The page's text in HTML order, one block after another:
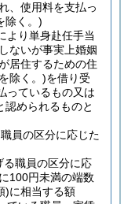
、使用料を支払っ
除く。)
より単身赴任手当
ないが事実上婚姻
居住するための住
除く。)を借り受
っているもの又は
認められるものと
員の区分に応じた
職員の区分に応
100円未満の端数
)に相当する額